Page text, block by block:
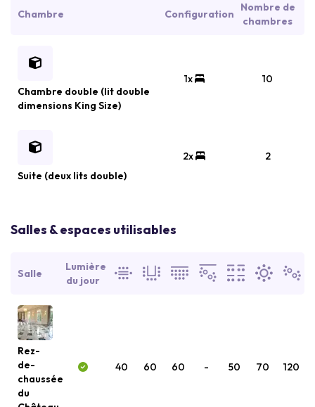
Chambre Configuration
Nombre de
chambres
Chambre double (lit double
dimensions King Size)
1x 10
Suite (deux lits double)
2x 2
Salles & espaces utilisables
Salle
Lumière
du jour
Rez-
de-
chaussée
du
40 60 60 - 50 70 120